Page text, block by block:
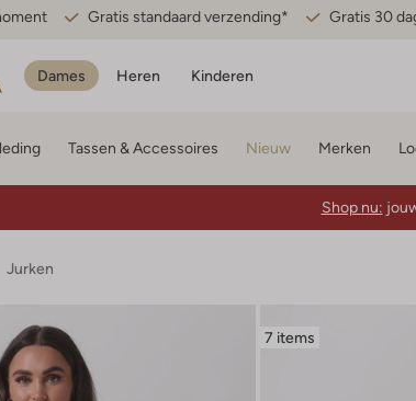
Gratis standaard verzending* Gratis 30
Dames Heren Kinderen
Tassen & Accessoires Nieuw Merken
Shop nu:
Jurken
7 items